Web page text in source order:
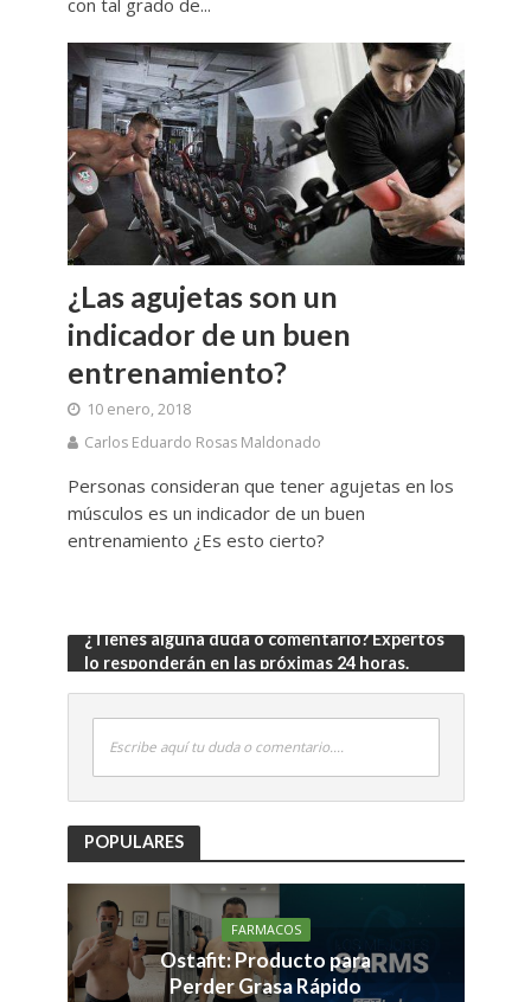
con tal grado de...
¿Las agujetas son un
indicador de un buen
entrenamiento?
10 enero, 2018
Carlos Eduardo Rosas Maldonado
Personas consideran que tener agujetas en los
músculos es un indicador de un buen
entrenamiento ¿Es esto cierto?
¿Tienes alguna duda o comentario? Expertos
lo responderán en las próximas 24 horas.
Escribe aquí tu duda o comentario....
POPULARES
FARMACOS
Ostafit: Producto para
Perder Grasa Rápido